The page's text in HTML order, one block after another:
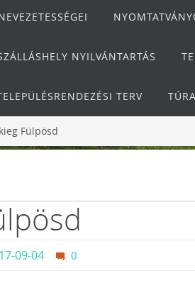
NYILVÁNTARTÁS
TERV
Fülpösd
09-04 0